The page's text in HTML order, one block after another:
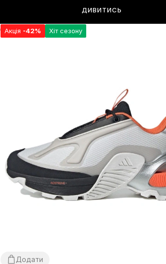
ДИВИТИСЬ
Акція -42% Хіт сезону
Додати